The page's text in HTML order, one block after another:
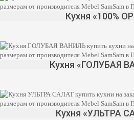
Кухня «100%
Кухня «ГОЛУБАЯ
Кухня «УЛЬТРА
Да